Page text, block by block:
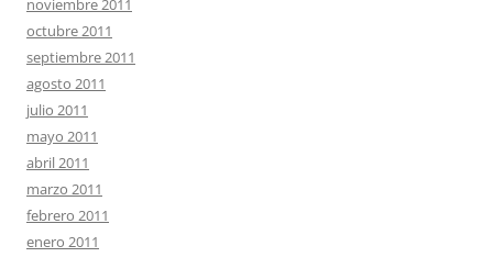
noviembre 2011
octubre 2011
septiembre 2011
agosto 2011
julio 2011
mayo 2011
abril 2011
marzo 2011
febrero 2011
enero 2011